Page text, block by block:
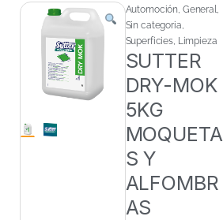
Automoción General
Sin categoria
Superficies Limpieza
SUTTER
DRY-MOK
5KG
MOQUETA
S Y
ALFOMBR
AS